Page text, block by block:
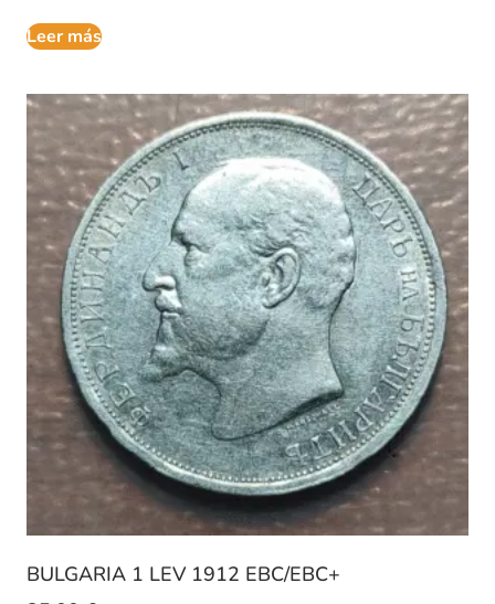
Leer más
BULGARIA 1 LEV 1912 EBC/EBC+